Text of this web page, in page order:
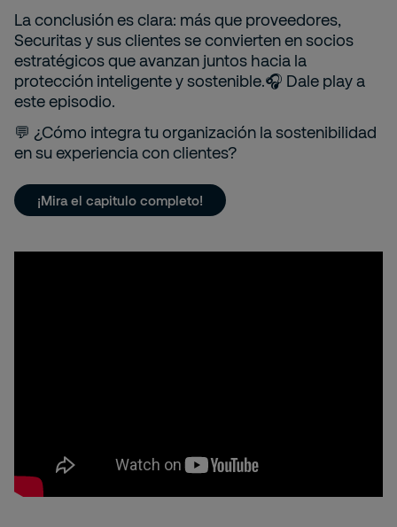
La conclusión es clara: más que proveedores,
Securitas y sus clientes se convierten en socios
estratégicos que avanzan juntos hacia la
protección inteligente y sostenible.🎧 Dale play a
este episodio.
💬 ¿Cómo integra tu organización la sostenibilidad
en su experiencia con clientes?
¡Mira el capitulo completo!